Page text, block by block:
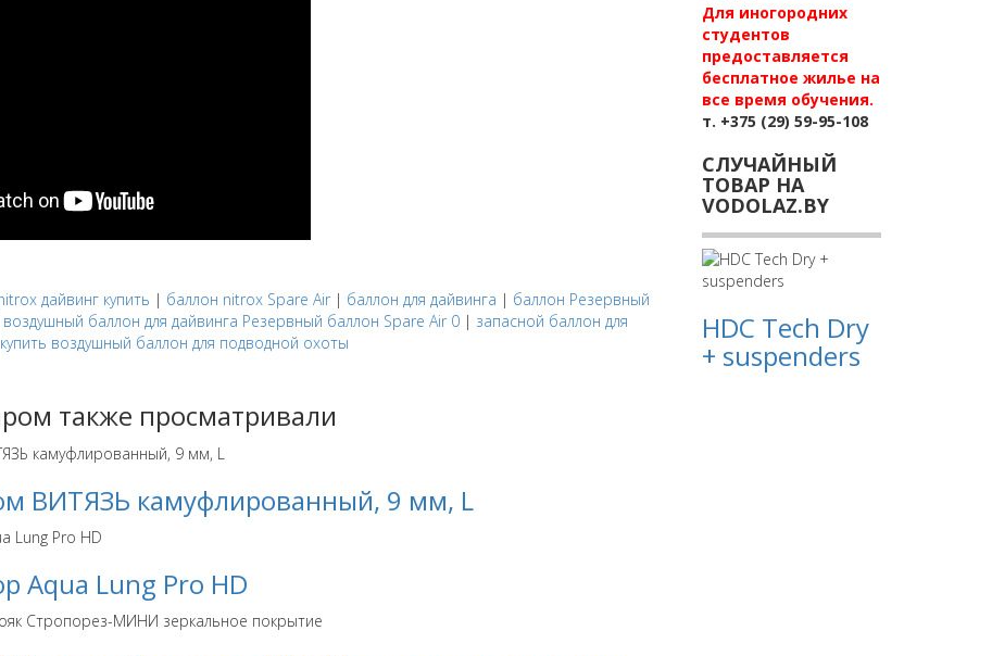
дайвинг купить | баллон nitrox Spare Air | баллон для дайвинга | баллон Резервный
воздушный баллон для дайвинга Резервный баллон Spare Air 0 | запасной баллон для
купить воздушный баллон для подводной охоты
также просматривали
ВИТЯЗЬ камуфлированный, 9 мм, L
Aqua Lung Pro HD
Для иногородних
студентов
предоставляется
бесплатное жилье на
все время обучения.
т. +375 (29) 59-95-108
СЛУЧАЙНЫЙ
ТОВАР НА
VODOLAZ.BY
HDC Tech Dry
+ suspenders